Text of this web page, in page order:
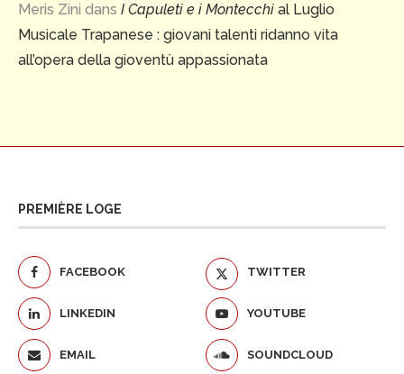
Meris Zini dans I Capuleti e i Montecchi al Luglio
Musicale Trapanese : giovani talenti ridanno vita
all’opera della gioventù appassionata
PREMIÈRE LOGE
FACEBOOK TWITTER
LINKEDIN YOUTUBE
EMAIL SOUNDCLOUD